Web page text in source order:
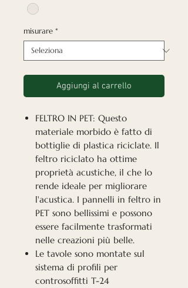
misurare *
Aggiungi al carrello
FELTRO IN PET: Questo
materiale morbido è fatto di
bottiglie di plastica riciclate. Il
feltro riciclato ha ottime
proprietà acustiche, il che lo
rende ideale per migliorare
l'acustica. I pannelli in feltro in
PET sono bellissimi e possono
essere facilmente trasformati
nelle creazioni più belle.
Le tavole sono montate sul
sistema di profili per
controsoffitti T-24